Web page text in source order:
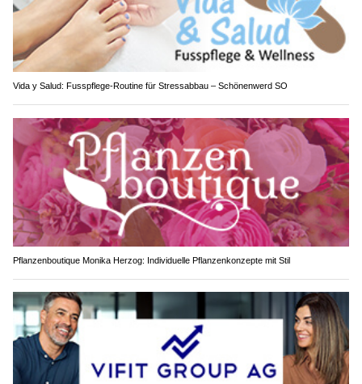
Vida y Salud: Fusspflege-Routine für Stressabbau – Schönenwerd SO
Pflanzenboutique Monika Herzog: Individuelle Pflanzenkonzepte mit Stil